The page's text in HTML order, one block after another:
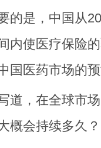
的是，中国从
内使医疗保险
国医药市场的
，在全球市场
概会持续多久？